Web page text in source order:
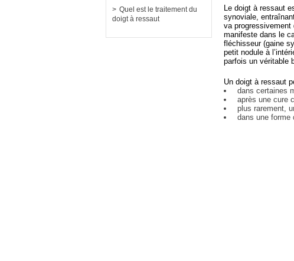
Le doigt à ressaut
synoviale,
va
manifeste dans le
fléchisseur (gaine
petit nodule à
parfois un véritable
Un doigt à ressaut
dans certaines
après une cure
plus rarement,
dans une forme
Quel est le traitement du
doigt à ressaut